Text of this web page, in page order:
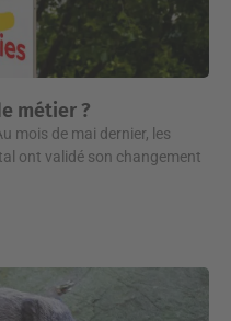
métier ?
mois de mai dernier, les
ont validé son changement